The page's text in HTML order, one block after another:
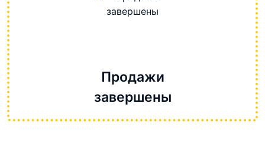
Продажи
завершены